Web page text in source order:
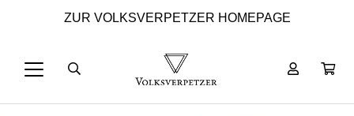
ZUR VOLKSVERPETZER HOMEPAGE